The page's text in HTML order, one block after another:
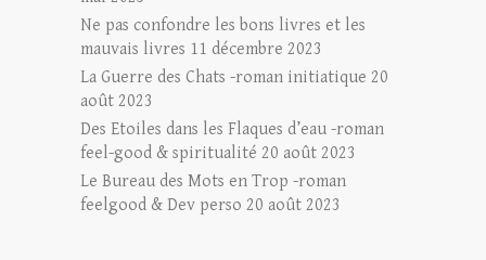
Ne pas confondre les bons livres et les
mauvais livres 11 décembre 2023
La Guerre des Chats -roman initiatique 20
août 2023
Des Etoiles dans les Flaques d’eau -roman
feel-good & spiritualité 20 août 2023
Le Bureau des Mots en Trop -roman
feelgood & Dev perso 20 août 2023